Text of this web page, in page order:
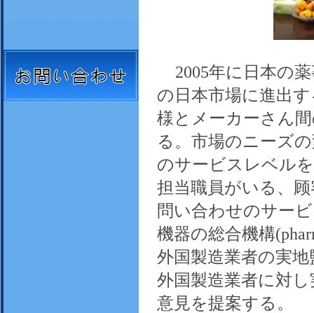
2005年に日本の
の日本市場に進出
様とメーカーさん
る。市場のニーズ
のサービスレベル
担当職員がいる、
問い合わせのサー
機器の総合機構
外国製造業者の実
外国製造業者に対
意見を提案する。